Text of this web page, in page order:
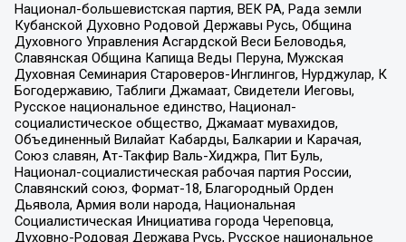
Национал-большевистская партия, ВЕК РА, Рада земли
Кубанской Духовно Родовой Державы Русь, Община
Духовного Управления Асгардской Веси Беловодья,
Славянская Община Капища Веды Перуна, Мужская
Духовная Семинария Староверов-Инглингов, Нурджулар, К
Богодержавию, Таблиги Джамаат, Свидетели Иеговы,
Русское национальное единство, Национал-
социалистическое общество, Джамаат мувахидов,
Объединенный Вилайат Кабарды, Балкарии и Карачая,
Союз славян, Ат-Такфир Валь-Хиджра, Пит Буль,
Национал-социалистическая рабочая партия России,
Славянский союз, Формат-18, Благородный Орден
Дьявола, Армия воли народа, Национальная
Социалистическая Инициатива города Череповца,
Духовно-Родовая Держава Русь, Русское национальное